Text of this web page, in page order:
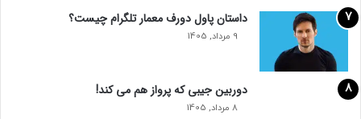
داستان پاول دورف معمار تلگرام چیست؟
9 مرداد, 1405
دوربین جیبی که پرواز هم می‌ کند!
8 مرداد, 1405